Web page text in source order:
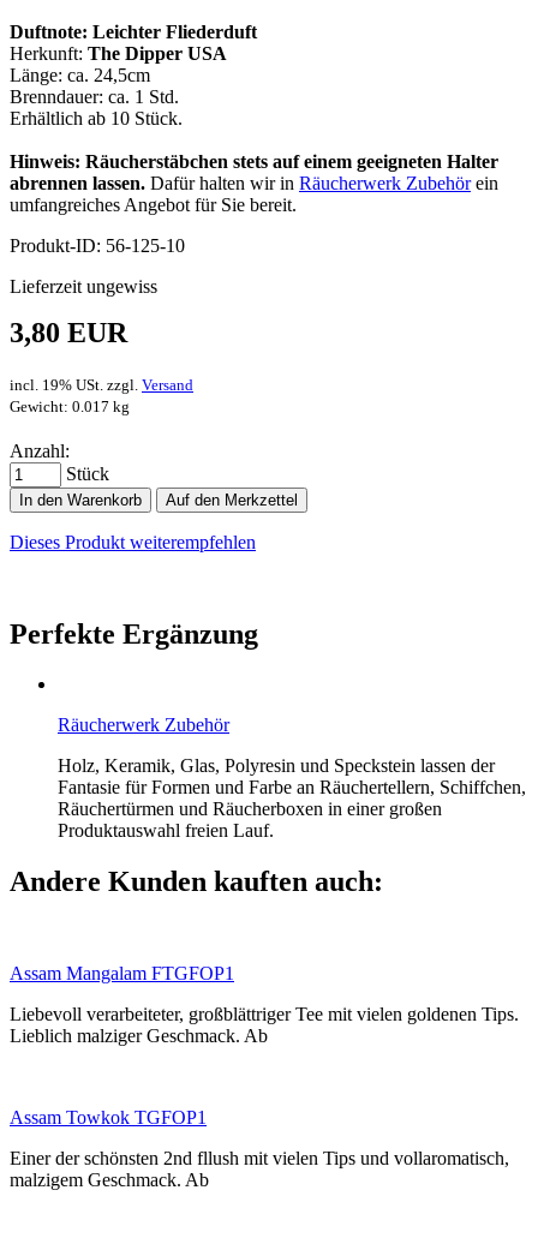
Duftnote: Leichter Fliederduft
Herkunft: The Dipper USA
Länge: ca. 24,5cm
Brenndauer: ca. 1 Std.
Erhältlich ab 10 Stück.
Hinweis: Räucherstäbchen stets auf einem geeigneten Halter
abrennen lassen. Dafür halten wir in Räucherwerk Zubehörein
umfangreiches Angebot für Sie bereit.
Produkt-ID: 56-125-10
Lieferzeit ungewiss
3,80 EUR
incl. 19% USt. zzgl. Versand
Gewicht: 0.017 kg
Anzahl:
Stück
In den Warenkorb Auf den Merkzettel
Dieses Produkt weiterempfehlen
Perfekte Ergänzung
Räucherwerk Zubehör
Holz, Keramik, Glas, Polyresin und Speckstein lassen der
Fantasie für Formen und Farbe an Räuchertellern, Schiffchen,
Räuchertürmen und Räucherboxen in einer großen
Produktauswahl freien Lauf.
Andere Kunden kauften auch:
Assam Mangalam FTGFOP1
Liebevoll verarbeiteter, großblättriger Tee mit vielen goldenen Tips.
Lieblich malziger Geschmack. Ab
Assam Towkok TGFOP1
Einer der schönsten 2nd fllush mit vielen Tips und vollaromatisch,
malzigem Geschmack. Ab